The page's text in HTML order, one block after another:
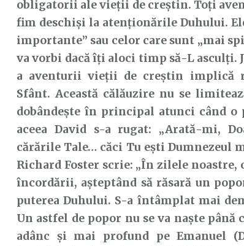
obligatorii ale vieții de creștin. Toți
fim deschiși la atenționările Duhului.
importante” sau celor care sunt „mai
va vorbi dacă îți aloci timp să-L asculți.
a aventurii vieții de creștin implică
Sfânt. Această călăuzire nu se
dobândește în principal atunci când o
aceea David s-a rugat: „Arată-mi,
cărările Tale… căci Tu eşti Dumnezeul
Richard Foster scrie: „În zilele
încordării, așteptând să răsară un
puterea Duhului. S-a întâmplat mai
Un astfel de popor nu se va naște
adânc și mai profund pe Emanuel